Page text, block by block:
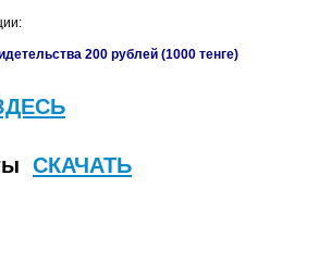
200 рублей (1000 тенге)
СКАЧАТЬ